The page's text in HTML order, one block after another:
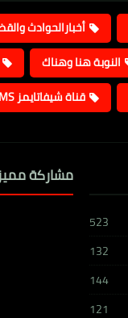
أخبارالحوادث
النوبة هنا وهناك
قناة شيفاتايمز TV / SHEFATAIMS
523
132
144
121
مشاركة